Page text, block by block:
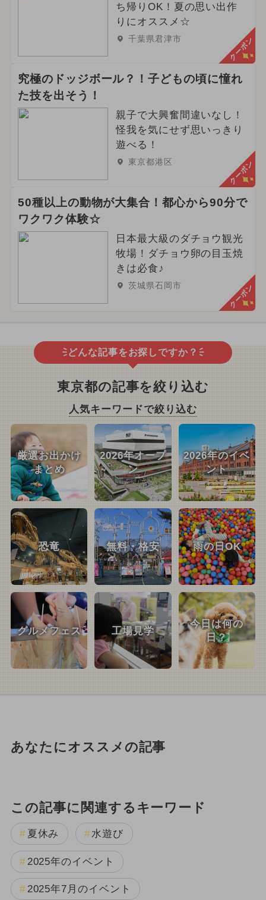
ち帰りOK！夏の思い出作
りにオススメ☆
千葉県君津市 クーポン
究極のドッジボール？！子どもの頃に憧れ
た技を出そう！
親子で大興奮間違いなし！
怪我を気にせず思いっきり
遊べる！
東京都港区 クーポン
50種以上の動物が大集合！都心から90分で
ワクワク体験☆
日本最大級のダチョウ観光
牧場！ダチョウ卵の目玉焼
きは必食♪
茨城県石岡市 クーポン
どんな記事をお探しですか？
東京都の記事を絞り込む
人気キーワードで絞り込む
厳選お出かけ
まとめ
2026年オープ
ン
2026年のイベ
ント
恐竜 無料・格安 雨の日OK
グルメフェス 工場見学
今日は何の
日？
あなたにオススメの記事
この記事に関連するキーワード
夏休み 水遊び
2025年のイベント
2025年7月のイベント